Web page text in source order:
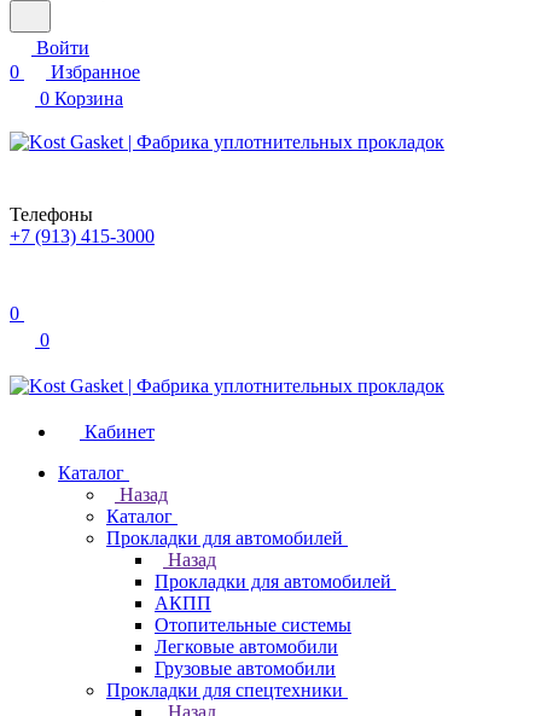
Войти
0
Избранное
0 Корзина
Телефоны
+7 (913) 415-3000
0
0
Кабинет
Каталог
Назад
Каталог
Прокладки для автомобилей
Назад
Прокладки для автомобилей
АКПП
Отопительные системы
Легковые автомобили
Грузовые автомобили
Прокладки для спецтехники
Назад